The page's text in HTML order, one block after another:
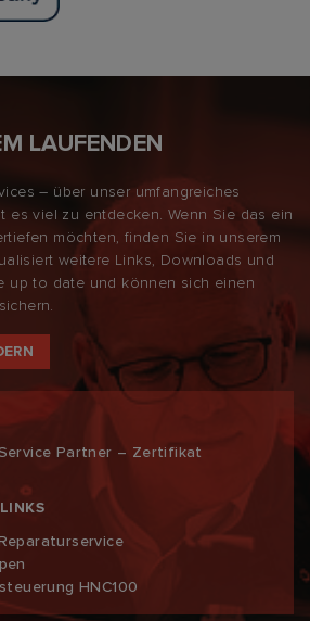
LAUFENDEN
– über unser umfangreiches
es viel zu entdecken. Wenn Sie das ein
möchten, finden Sie in unserem
weitere Links, Downloads und
up to date und können sich einen
Partner – Zertifikat
HNC100